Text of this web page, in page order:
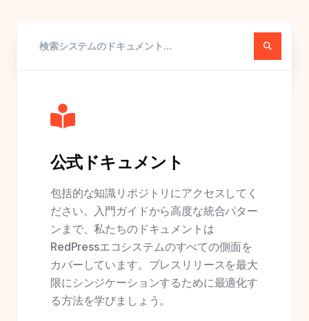
公式ドキュメント
包括的な知識リポジトリにアクセスしてく
ださい。入門ガイドから高度な統合パター
ンまで、私たちのドキュメントは
RedPressエコシステムのすべての側面を
カバーしています。プレスリリースを最大
限にシンジケーションするために最適化す
る方法を学びましょう。